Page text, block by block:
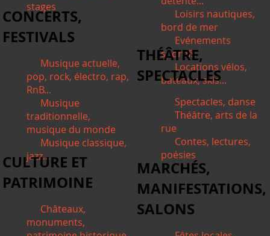
stages
Loisirs nautiques,
bord de mer
Evénements
sportifs
Locations vélos,
bateaux, skis...
CONCERTS,
FESTIVALS
Musique actuelle,
pop, rock, électro, rap,
RnB...
Musique
traditionnelle,
musique du monde
Musique classique,
jazz...
THÉÂTRE,
SPECTACLES
Spectacles, danse
Théâtre, arts de la
rue
Contes, lectures,
poésies
CULTURE ET
PATRIMOINE
Châteaux,
monuments,
MARCHÉS,
MANIFESTATIONS,
SALONS